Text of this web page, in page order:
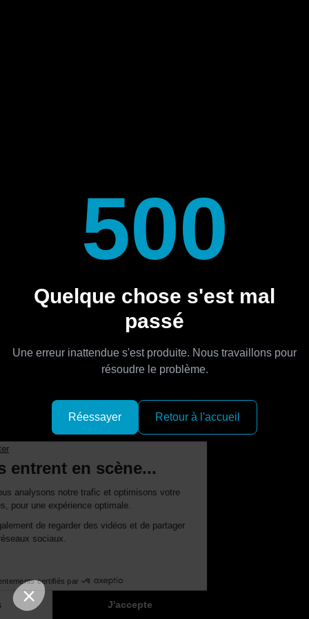
500
Quelque chose s'est mal
passé
Une erreur inattendue s'est produite. Nous travaillons pour
résoudre le problème.
Réessayer Retour à l'accueil